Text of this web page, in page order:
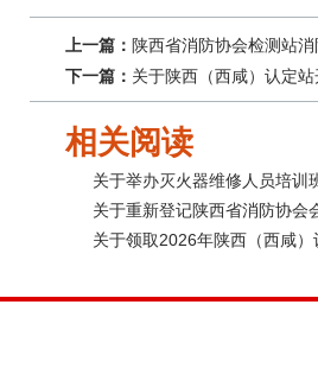
上一篇： 陕西省消防协会检测站
下一篇： 关于陕西（西咸）认定
相关阅读
关于举办灭火器维修人员培训
关于重新登记陕西省消防协会
关于领取2026年陕西（西咸）